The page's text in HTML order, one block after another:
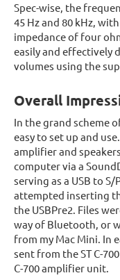
Spec-wise, the
45 Hz and 80 kHz,
impedance of four
easily and effectively
volumes using the
Overall
In the grand scheme
easy to set up and
amplifier and
computer via a
serving as a USB to
attempted inserting
the USBPre2. Files
way of Bluetooth, or
from my Mac Mini. In
sent from the ST C-
C-700 amplifier unit.